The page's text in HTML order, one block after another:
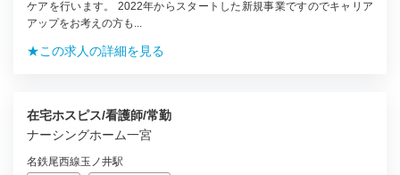
ケアを行います。 2022年からスタートした新規事業ですのでキャリア
アップをお考えの方も...
★この求人の詳細を見る
在宅ホスピス/看護師/常勤
ナーシングホーム一宮
名鉄尾西線玉ノ井駅